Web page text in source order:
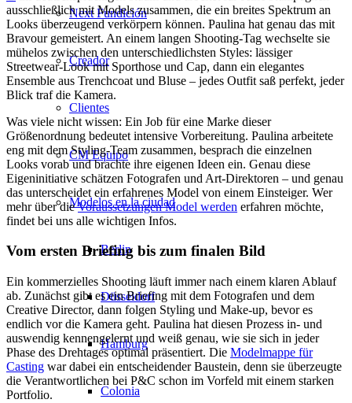
Next Fundición
Creador
Clientes
CM Equipo
Modelos en la ciudad
Berlin
Düsseldorf
Hamburg
Colonia
ausschließlich mit Models zusammen, die ein breites Spektrum an
Looks überzeugend verkörpern können. Paulina hat genau das mit
Bravour gemeistert. An einem langen Shooting-Tag wechselte sie
mühelos zwischen den unterschiedlichsten Styles: lässiger
Streetwear-Look mit Sporthose und Cap, dann ein elegantes
Ensemble aus Trenchcoat und Bluse – jedes Outfit saß perfekt, jeder
Blick traf die Kamera.
Was viele nicht wissen: Ein Job für eine Marke dieser
Größenordnung bedeutet intensive Vorbereitung. Paulina arbeitete
eng mit dem Styling-Team zusammen, besprach die einzelnen
Looks vorab und brachte ihre eigenen Ideen ein. Genau diese
Eigeninitiative schätzen Fotografen und Art-Direktoren – und genau
das unterscheidet ein erfahrenes Model von einem Einsteiger. Wer
mehr über dieVoraussetzungen Model werden erfahren möchte,
findet bei uns alle wichtigen Infos.
Vom ersten Briefing bis zum finalen Bild
Ein kommerzielles Shooting läuft immer nach einem klaren Ablauf
ab. Zunächst gibt es ein Briefing mit dem Fotografen und dem
Creative Director, dann folgen Styling und Make-up, bevor es
endlich vor die Kamera geht. Paulina hat diesen Prozess in- und
auswendig kennengelernt und weiß genau, wie sie sich in jeder
Phase des Drehtages optimal präsentiert. Die Modelmappe für
Casting war dabei ein entscheidender Baustein, denn sie überzeugte
die Verantwortlichen bei P&C schon im Vorfeld mit einem starken
Portfolio.